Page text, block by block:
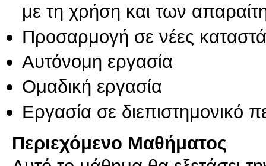
με τη χρήση και των
Προσαρμογή σε νέες
Αυτόνομη εργασία
Ομαδική εργασία
Εργασία σε διεπιστημονικό
Περιεχόμενο Μαθήματος